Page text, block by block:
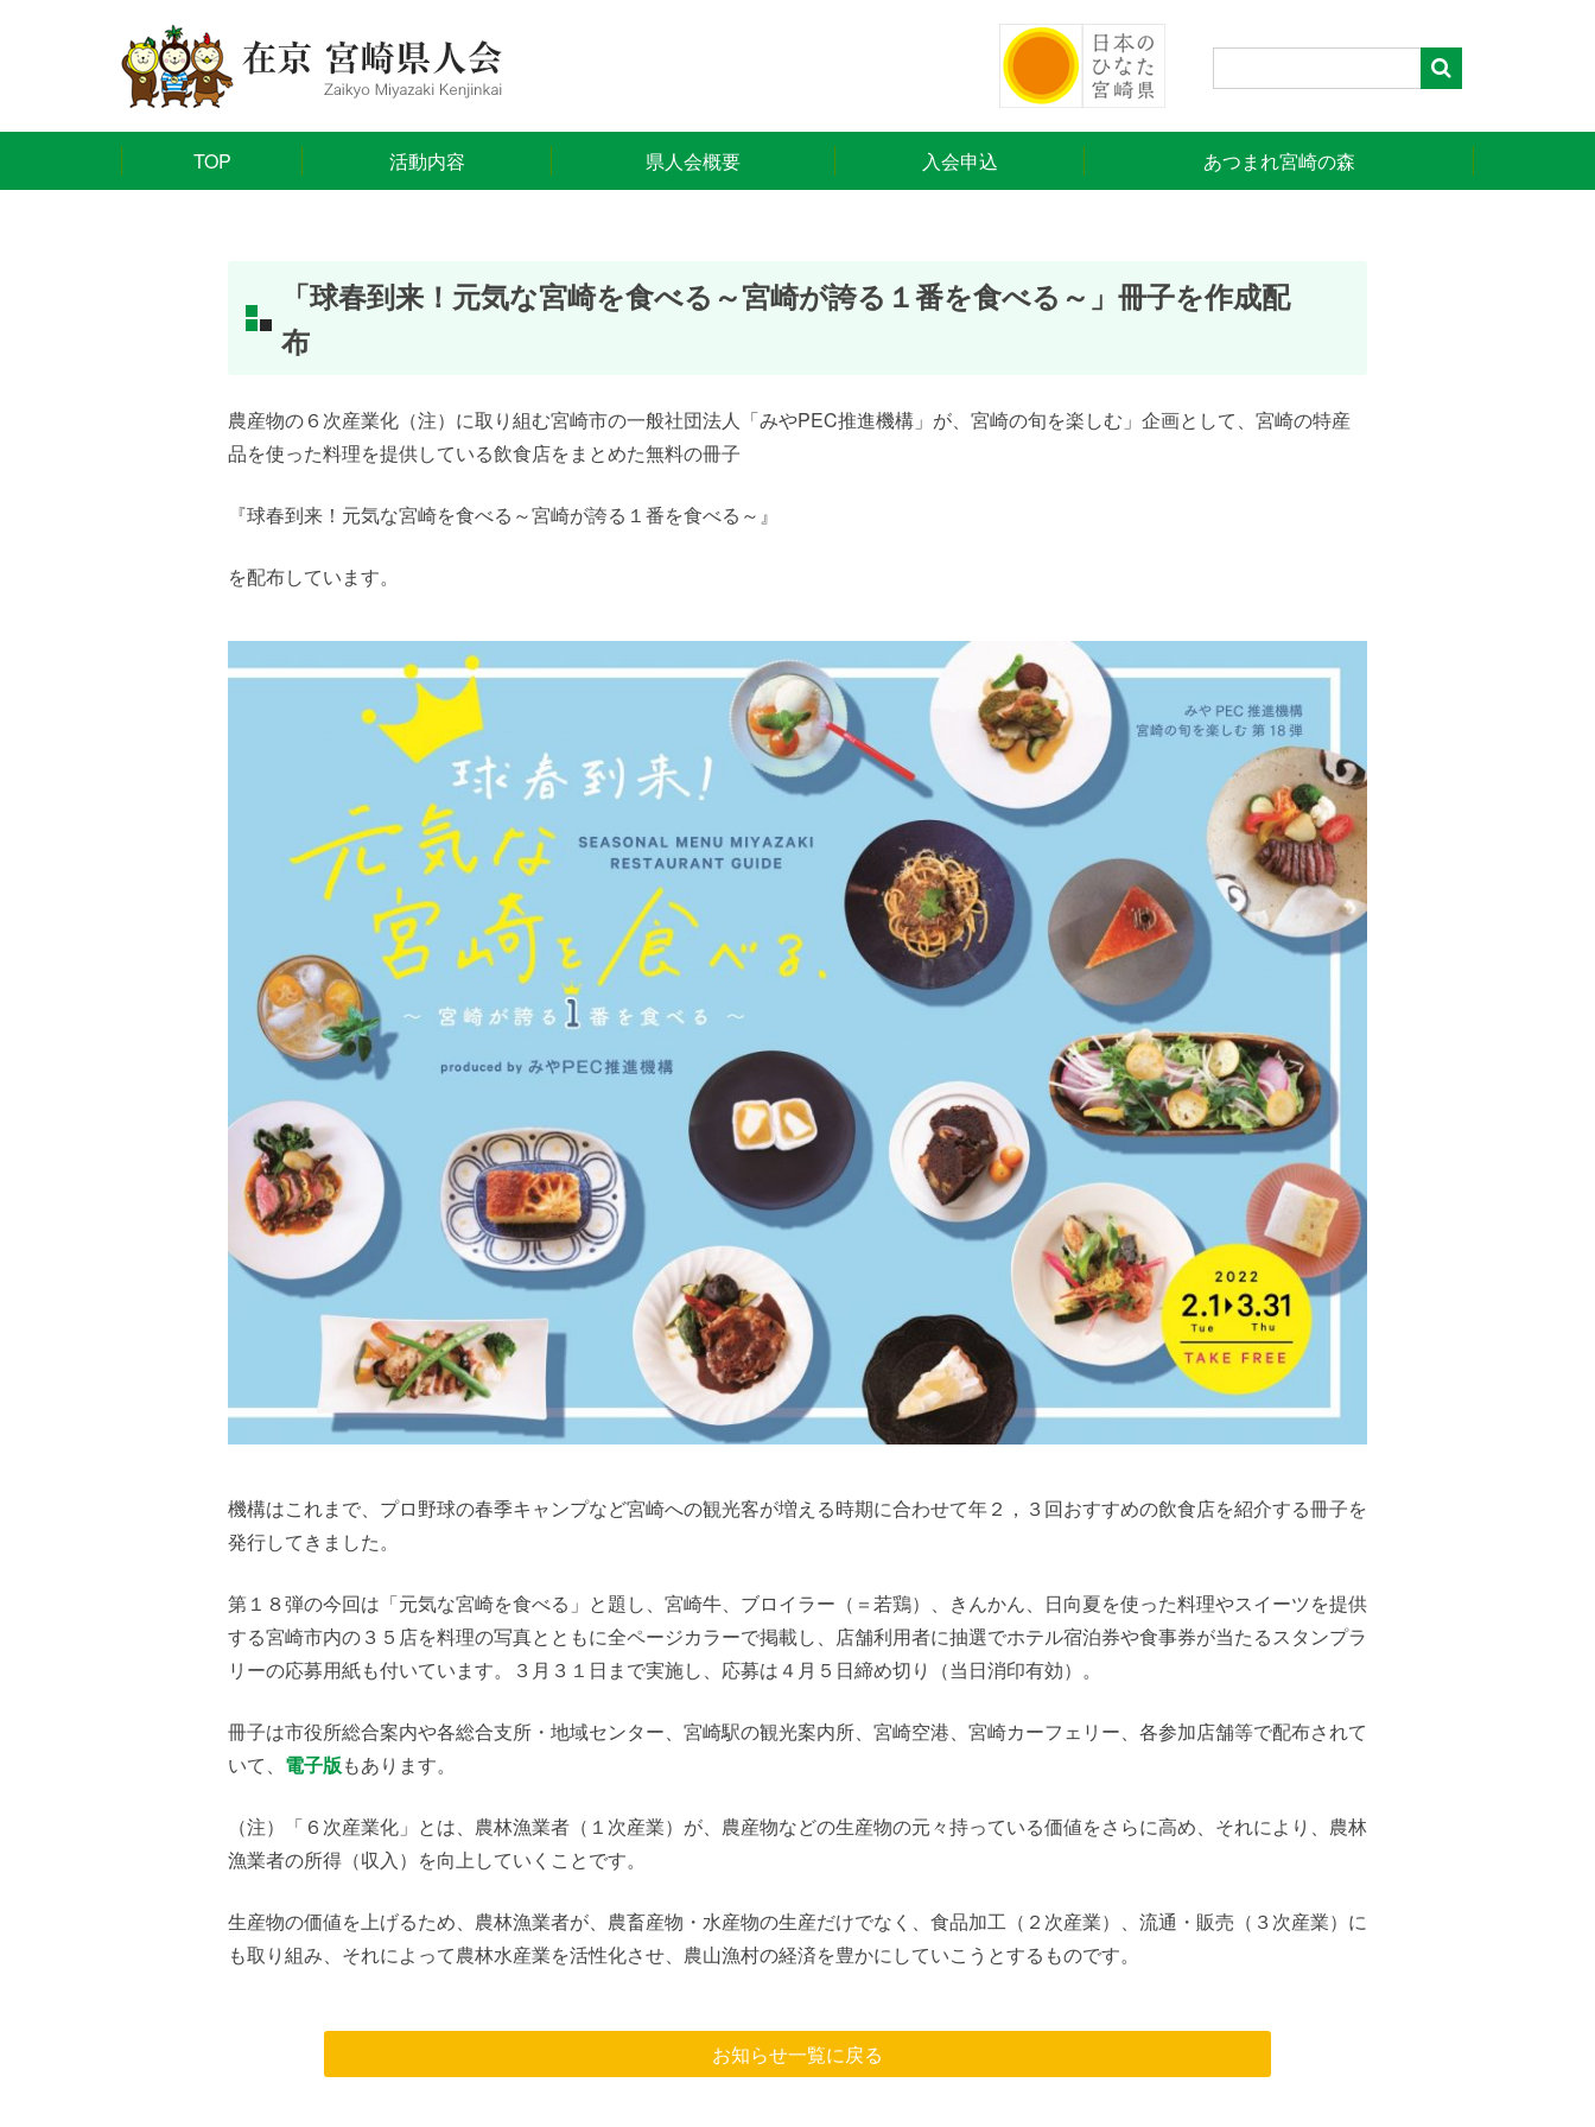
TOP 活動内容 県人会概要 入会申込 あつまれ宮崎の森
「球春到来！元気な宮崎を食べる～宮崎が誇る１番を食べる～」冊子を作成配
布
農産物の６次産業化（注）に取り組む宮崎市の一般社団法人「みやPEC推進機構」が、宮崎の旬を楽しむ」企画として、宮崎の特産
品を使った料理を提供している飲食店をまとめた無料の冊子
『球春到来！元気な宮崎を食べる～宮崎が誇る１番を食べる～』
を配布しています。
機構はこれまで、プロ野球の春季キャンプなど宮崎への観光客が増える時期に合わせて年２，３回おすすめの飲食店を紹介する冊子を
発行してきました。
第１８弾の今回は「元気な宮崎を食べる」と題し、宮崎牛、ブロイラー（＝若鶏）、きんかん、日向夏を使った料理やスイーツを提供
する宮崎市内の３５店を料理の写真とともに全ページカラーで掲載し、店舗利用者に抽選でホテル宿泊券や食事券が当たるスタンプラ
リーの応募用紙も付いています。３月３１日まで実施し、応募は４月５日締め切り（当日消印有効）。
冊子は市役所総合案内や各総合支所・地域センター、宮崎駅の観光案内所、宮崎空港、宮崎カーフェリー、各参加店舗等で配布されて
いて、 電子版もあります。
（注）「６次産業化」とは、農林漁業者（１次産業）が、農産物などの生産物の元々持っている価値をさらに高め、それにより、農林
漁業者の所得（収入）を向上していくことです。
生産物の価値を上げるため、農林漁業者が、農畜産物・水産物の生産だけでなく、食品加工（２次産業）、流通・販売（３次産業）に
も取り組み、それによって農林水産業を活性化させ、農山漁村の経済を豊かにしていこうとするものです。
お知らせ一覧に戻る